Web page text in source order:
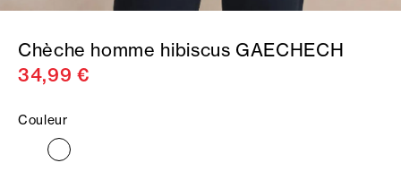
Chèche homme hibiscus GAECHECH
34,99 €
Couleur